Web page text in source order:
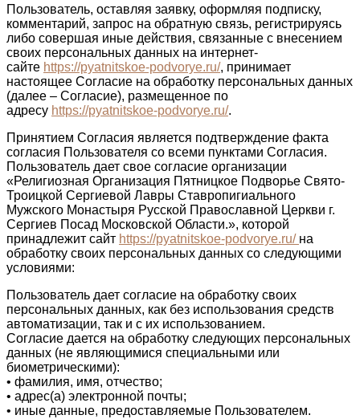
Пользователь, оставляя заявку, оформляя подписку,
комментарий, запрос на обратную связь, регистрируясь
либо совершая иные действия, связанные с внесением
своих персональных данных на интернет-
сайте https://pyatnitskoe-podvorye.ru/, принимает
настоящее Согласие на обработку персональных данных
(далее – Согласие), размещенное по
адресу https://pyatnitskoe-podvorye.ru/.
Принятием Согласия является подтверждение факта
согласия Пользователя со всеми пунктами Согласия.
Пользователь дает свое согласие организации
«Религиозная Организация Пятницкое Подворье Свято-
Троицкой Сергиевой Лавры Ставропигиального
Мужского Монастыря Русской Православной Церкви г.
Сергиев Посад Московской Области.», которой
принадлежит сайт https://pyatnitskoe-podvorye.ru/ на
обработку своих персональных данных со следующими
условиями:
Пользователь дает согласие на обработку своих
персональных данных, как без использования средств
автоматизации, так и с их использованием.
Согласие дается на обработку следующих персональных
данных (не являющимися специальными или
биометрическими):
• фамилия, имя, отчество;
• адрес(а) электронной почты;
• иные данные, предоставляемые Пользователем.